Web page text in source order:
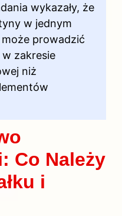
wykazały, że
w jednym
prowadzić
zakresie
niż
Co Należy
i